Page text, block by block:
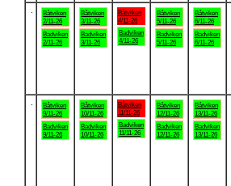
Båtviken
2/11-26
Badviken
2/11-26
Båtviken
3/11-26
Badviken
3/11-26
Båtviken
4/11-26
Badviken
4/11-26
Båtviken
5/11-26
Badviken
5/11-26
Båtviken
6/11-26
Badviken
6/11-26
Båtviken
9/11-26
Badviken
9/11-26
Båtviken
10/11-26
Badviken
10/11-26
Båtviken
11/11-26
Badviken
11/11-26
Båtviken
12/11-26
Badviken
12/11-26
Båtviken
13/11-26
Badviken
13/11-26